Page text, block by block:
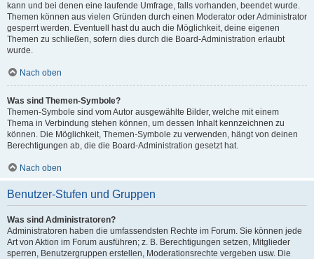
kann und bei denen eine laufende Umfrage, falls vorhanden, beendet wurde.
Themen können aus vielen Gründen durch einen Moderator oder Administrator
gesperrt werden. Eventuell hast du auch die Möglichkeit, deine eigenen
Themen zu schließen, sofern dies durch die Board-Administration erlaubt
wurde.
Nach oben
Was sind Themen-Symbole?
Themen-Symbole sind vom Autor ausgewählte Bilder, welche mit einem
Thema in Verbindung stehen können, um dessen Inhalt kennzeichnen zu
können. Die Möglichkeit, Themen-Symbole zu verwenden, hängt von deinen
Berechtigungen ab, die die Board-Administration gesetzt hat.
Nach oben
Benutzer-Stufen und Gruppen
Was sind Administratoren?
Administratoren haben die umfassendsten Rechte im Forum. Sie können jede
Art von Aktion im Forum ausführen; z. B. Berechtigungen setzen, Mitglieder
sperren, Benutzergruppen erstellen, Moderationsrechte vergeben usw. Die